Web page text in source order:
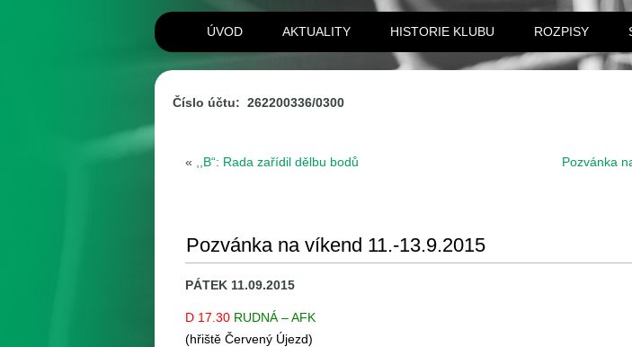
ÚVOD AKTUALITY HISTORIE KLUBU ROZPISY
Číslo účtu: 262200336/0300
« ,,B“: Rada zařídil dělbu bodů Pozvánka
Pozvánka na víkend 11.-13.9.2015
PÁTEK 11.09.2015
D 17.30 RUDNÁ – AFK
(hřiště Červený Újezd)